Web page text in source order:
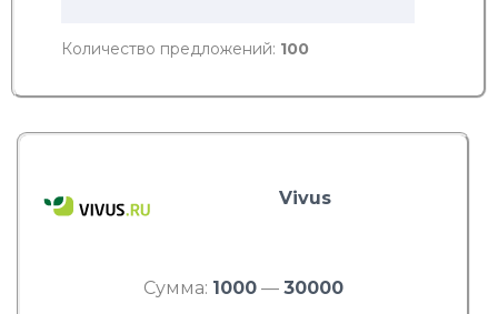
Количество предложений: 100
Vivus
Сумма: 1000 — 30000